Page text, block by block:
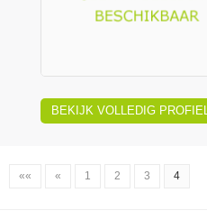
BEKIJK VOLLEDIG PROFIEL
«« « 1 2 3 4